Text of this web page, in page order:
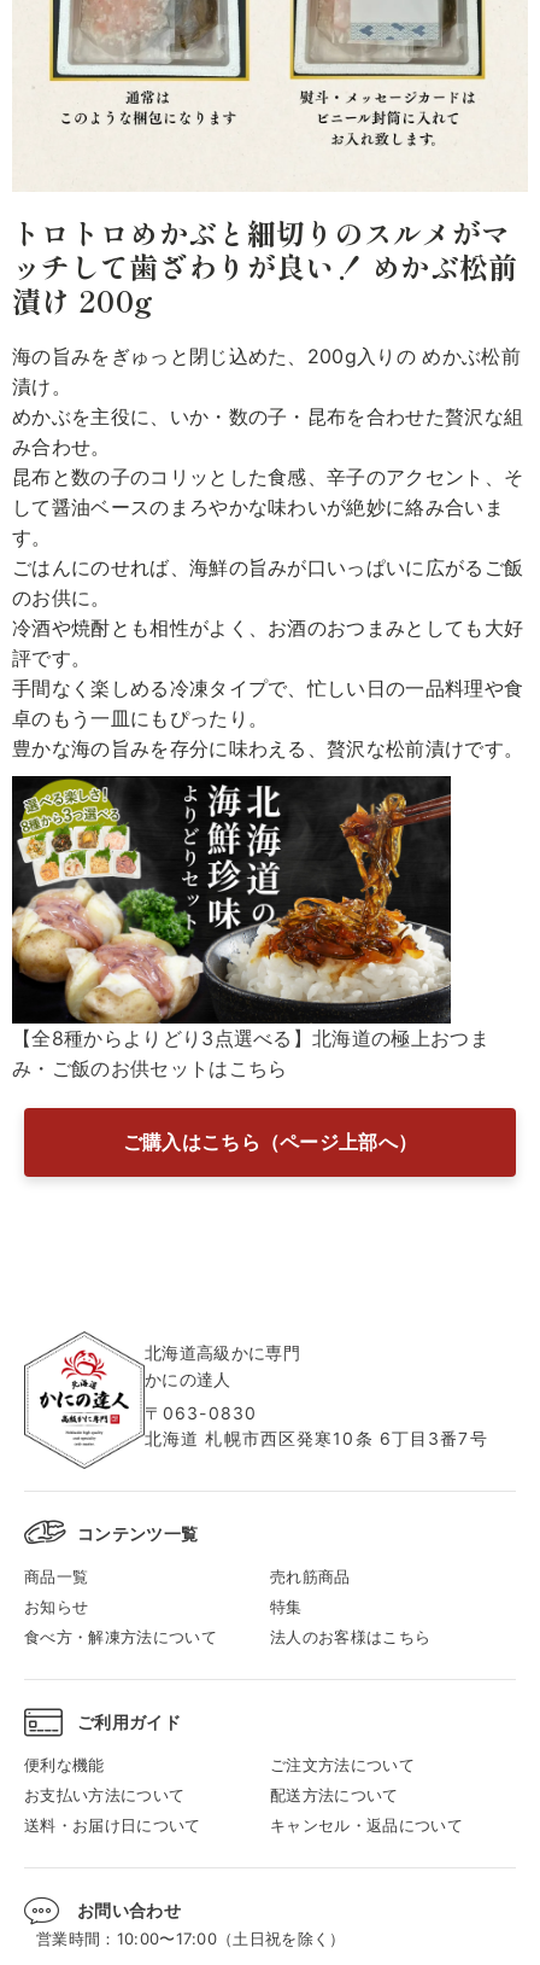
トロトロめかぶと細切りのスルメがマ
ッチして歯ざわりが良い！ めかぶ松前
漬け 200g
海の旨みをぎゅっと閉じ込めた、200g入りの めかぶ松前
漬け。
めかぶを主役に、いか・数の子・昆布を合わせた贅沢な組
み合わせ。
昆布と数の子のコリッとした食感、辛子のアクセント、そ
して醤油ベースのまろやかな味わいが絶妙に絡み合いま
す。
ごはんにのせれば、海鮮の旨みが口いっぱいに広がるご飯
のお供に。
冷酒や焼酎とも相性がよく、お酒のおつまみとしても大好
評です。
手間なく楽しめる冷凍タイプで、忙しい日の一品料理や食
卓のもう一皿にもぴったり。
豊かな海の旨みを存分に味わえる、贅沢な松前漬けです。
【全8種からよりどり3点選べる】北海道の極上おつま
み・ご飯のお供セットはこちら
ご購入はこちら（ページ上部へ）
北海道高級かに専門
かにの達人
〒063-0830
北海道 札幌市西区発寒10条 6丁目3番7号
コンテンツ一覧
商品一覧
売れ筋商品
お知らせ
特集
食べ方・解凍方法について
法人のお客様はこちら
ご利用ガイド
便利な機能
ご注文方法について
お支払い方法について
配送方法について
送料・お届け日について
キャンセル・返品について
お問い合わせ
営業時間：10:00〜17:00（土日祝を除く）